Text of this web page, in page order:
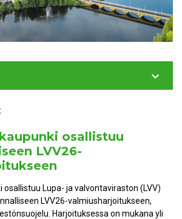
osallistuu
LVV26-
Lupa- ja valvontaviraston (LVV)
LVV26-valmiusharjoitukseen,
Harjoituksessa on mukana yli